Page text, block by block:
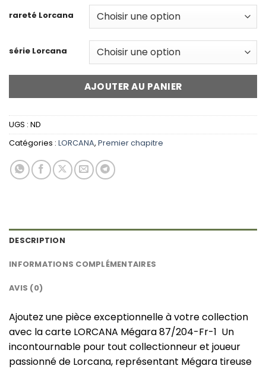
rareté Lorcana
série Lorcana
AJOUTER AU PANIER
UGS : ND
Catégories : LORCANA, Premier chapitre
DESCRIPTION
INFORMATIONS COMPLÉMENTAIRES
AVIS (0)
Ajoutez une pièce exceptionnelle à votre collection
avec la carte LORCANA Mégara 87/204-Fr-1 Un
incontournable pour tout collectionneur et joueur
passionné de Lorcana, représentant Mégara tireuse